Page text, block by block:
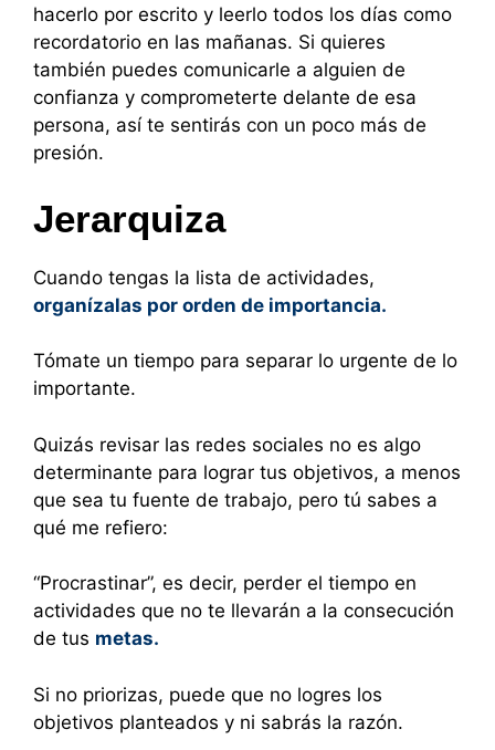
hacerlo por escrito y leerlo todos los días como
recordatorio en las mañanas. Si quieres
también puedes comunicarle a alguien de
confianza y comprometerte delante de esa
persona, así te sentirás con un poco más de
presión.
Jerarquiza
Cuando tengas la lista de actividades,
organízalas por orden de importancia.
Tómate un tiempo para separar lo urgente de lo
importante.
Quizás revisar las redes sociales no es algo
determinante para lograr tus objetivos, a menos
que sea tu fuente de trabajo, pero tú sabes a
qué me refiero:
“Procrastinar”, es decir, perder el tiempo en
actividades que no te llevarán a la consecución
de tus metas.
Si no priorizas, puede que no logres los
objetivos planteados y ni sabrás la razón.